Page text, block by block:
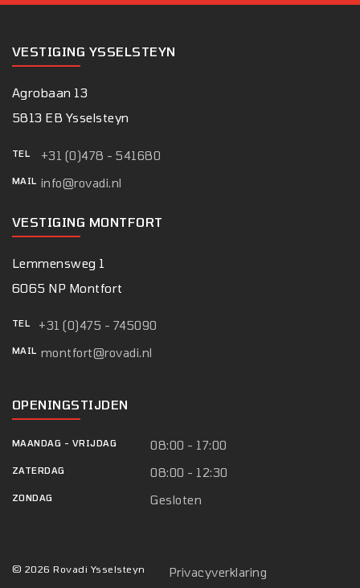
VESTIGING YSSELSTEYN
Agrobaan 13
5813 EB Ysselsteyn
TEL +31 (0)478 - 541680
MAIL info@rovadi.nl
VESTIGING MONTFORT
Lemmensweg 1
6065 NP Montfort
TEL +31 (0)475 - 745090
MAIL montfort@rovadi.nl
OPENINGSTIJDEN
MAANDAG - VRIJDAG 08:00 - 17:00
ZATERDAG 08:00 - 12:30
ZONDAG Gesloten
© 2026 Rovadi Ysselsteyn Privacyverklaring